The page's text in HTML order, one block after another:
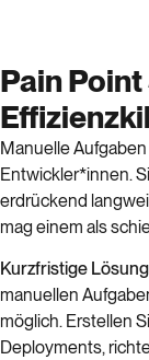
Pain
Manuelle
Entwickler*innen.
erdrückend
mag einem als
Kurzfristige Lösung
manuellen
möglich. Erstellen
Deployments,